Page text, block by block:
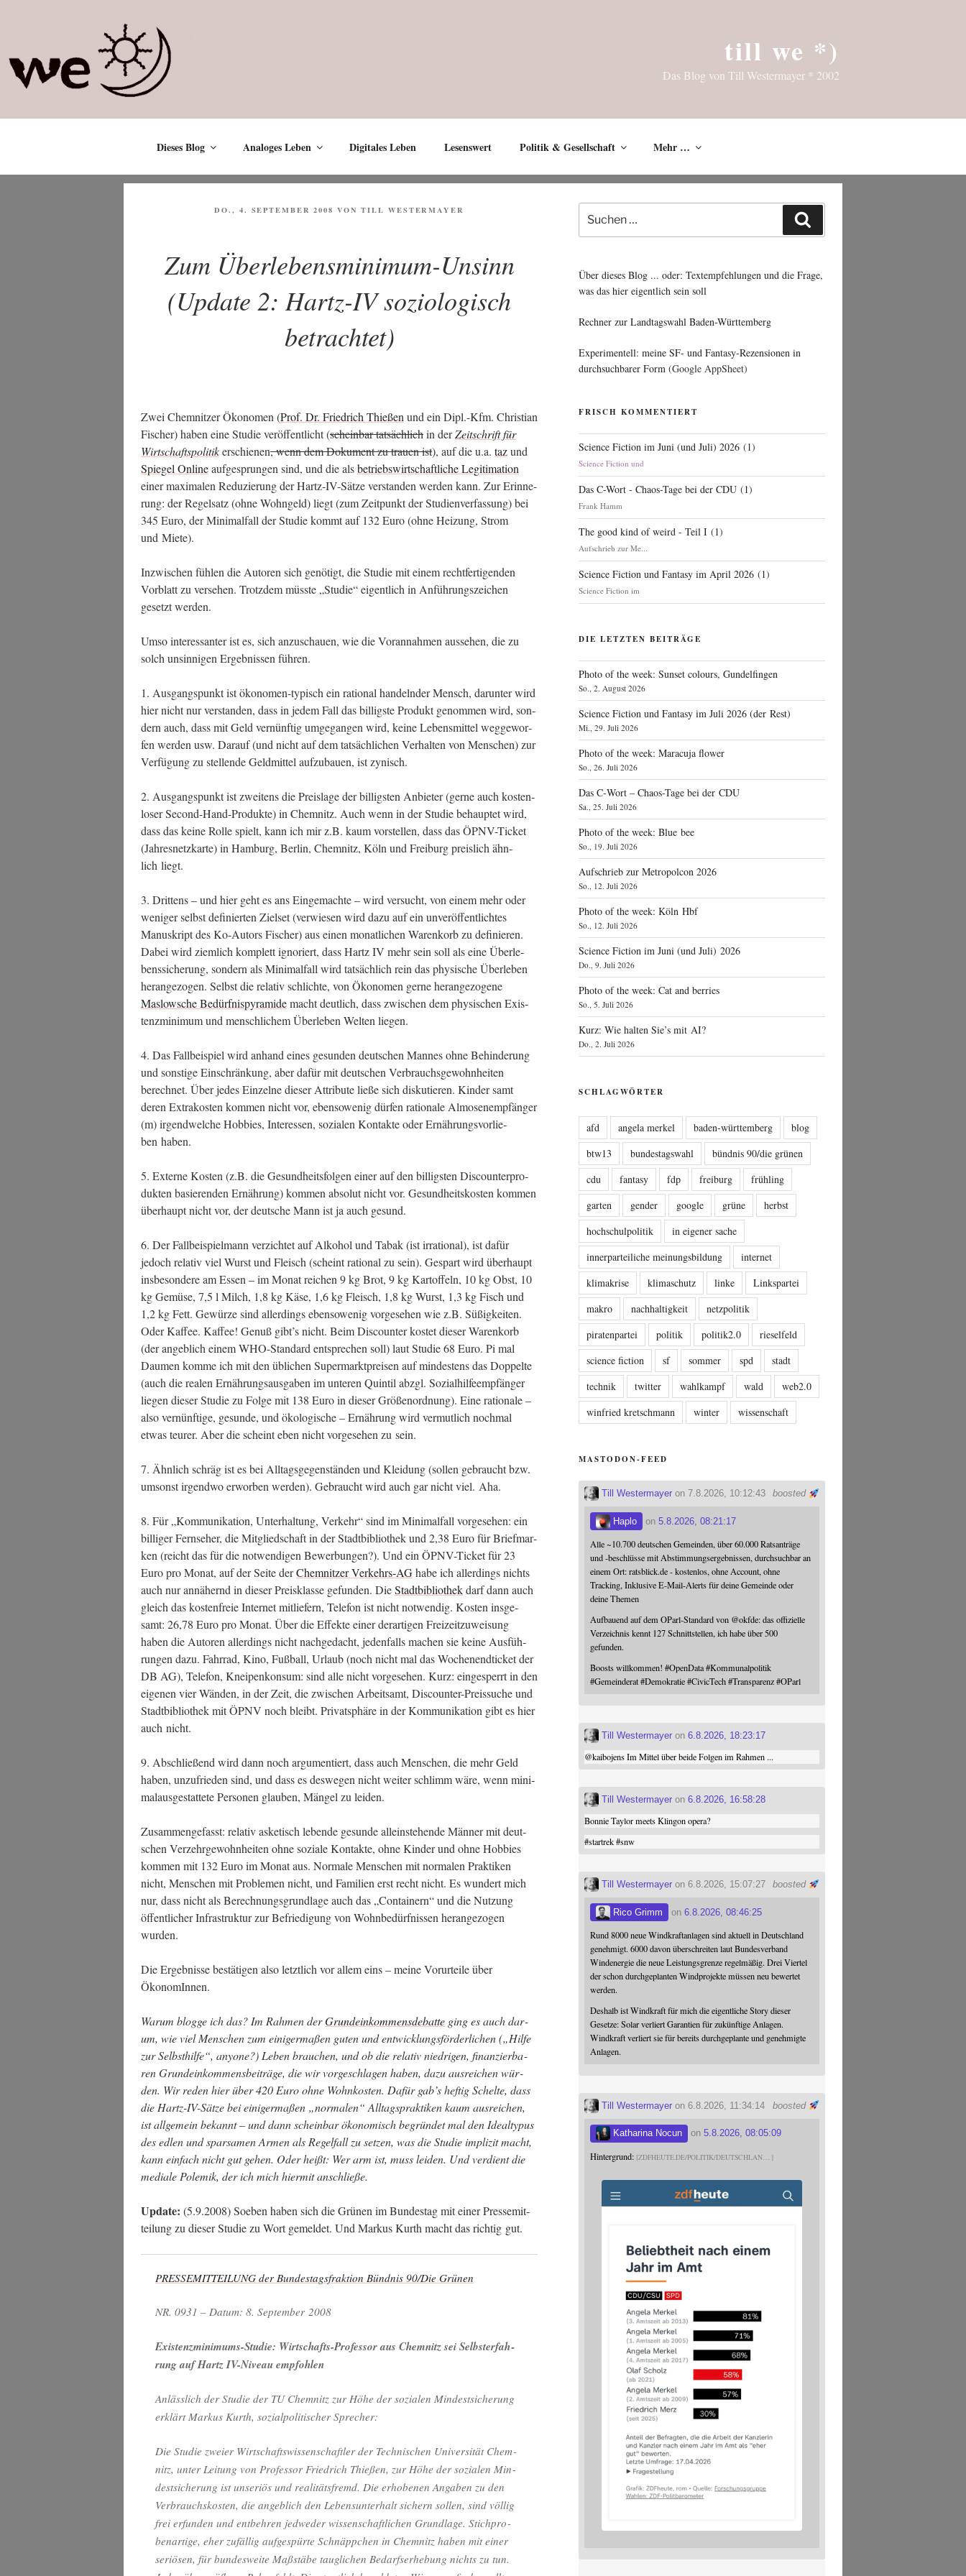
till we *)
Das Blog von Till Westermayer * 2002
Dieses Blog Analoges Leben Digitales Leben Lesenswert Politik & Gesellschaft Mehr …
VERÖFFENTLICHT
DO., 4. SEPTEMBER 2008 VONTILL WESTERMAYER
Zum Überlebensminimum-Unsinn
(Update 2: Hartz-IV soziologisch
betrachtet)
Zwei Chem­nit­zer Öko­no­men (Prof. Dr. Fried­rich Thie­ßen und ein Dipl.-Kfm. Chris­ti­an
Fischer) haben eine Stu­die ver­öf­fent­licht (schein­bar tat­säch­lichin derZeit­schrift für
Wirt­schafts­po­li­tikerschie­nen, wenn dem Doku­ment zu trau­en ist), auf die u.a. tazund
Spie­gel Onlineauf­ge­sprun­gen sind, und die alsbetriebs­wirt­schaft­li­che Legi­ti­ma­ti­on
einer maxi­ma­len Redu­zie­rung der Hartz-IV-Sät­ze ver­stan­den wer­den kann. Zur Erin­ne­
rung: der Regel­satz (ohne Wohn­geld) liegt (zum Zeit­punkt der Stu­di­en­ver­fas­sung) bei
345 Euro, der Mini­mal­fall der Stu­die kommt auf 132 Euro (ohne Hei­zung, Strom
und Miete).
Inzwi­schen füh­len die Autoren sich genö­tigt, die Stu­die mit einem recht­fer­ti­gen­den
Vor­blatt zu ver­se­hen. Trotz­dem müss­te „Stu­die“ eigent­lich in Anfüh­rungs­zei­chen
gesetzt werden.
Umso inter­es­san­ter ist es, sich anzu­schau­en, wie die Vor­an­nah­men aus­se­hen, die zu
solch unsin­ni­gen Ergeb­nis­sen führen.
1. Aus­gangs­punkt ist öko­no­men-typisch ein ratio­nal han­deln­der Mensch, dar­un­ter wird
hier nicht nur ver­stan­den, dass in jedem Fall das bil­ligs­te Pro­dukt genom­men wird, son­
dern auch, dass mit Geld ver­nünf­tig umge­gan­gen wird, kei­ne Lebens­mit­tel weg­ge­wor­
fen wer­den usw. Dar­auf (und nicht auf dem tat­säch­li­chen Ver­hal­ten von Men­schen) zur
Ver­fü­gung zu stel­len­de Geld­mit­tel auf­zu­bau­en, ist zynisch.
2. Aus­gangs­punkt ist zwei­tens die Preis­la­ge der bil­ligs­ten Anbie­ter (ger­ne auch kos­ten­
lo­ser Second-Hand-Pro­duk­te) in Chem­nitz. Auch wenn in der Stu­die behaup­tet wird,
dass das kei­ne Rol­le spielt, kann ich mir z.B. kaum vor­stel­len, dass das ÖPNV-Ticket
(Jah­res­netz­kar­te) in Ham­burg, Ber­lin, Chem­nitz, Köln und Frei­burg preis­lich ähn­
lich liegt.
3. Drit­tens – und hier geht es ans Ein­ge­mach­te – wird ver­sucht, von einem mehr oder
weni­ger selbst defi­nier­ten Ziel­set (ver­wie­sen wird dazu auf ein unver­öf­fent­lich­tes
Manu­skript des Ko-Autors Fischer) aus einen monat­li­chen Waren­korb zu defi­nie­ren.
Dabei wird ziem­lich kom­plett igno­riert, dass Hartz IV mehr sein soll als eine Über­le­
bens­si­che­rung, son­dern als Mini­mal­fall wird tat­säch­lich rein das phy­si­sche Über­le­ben
her­an­ge­zo­gen. Selbst die rela­tiv schlich­te, von Öko­no­men ger­ne her­an­ge­zo­ge­ne
Maslow­sche Bedürf­nis­py­ra­mi­demacht deut­lich, dass zwi­schen dem phy­si­schen Exis­
tenz­mi­ni­mum und mensch­li­chem Über­le­ben Wel­ten liegen.
4. Das Fall­bei­spiel wird anhand eines gesun­den deut­schen Man­nes ohne Behin­de­rung
und sons­ti­ge Ein­schrän­kung, aber dafür mit deut­schen Ver­brauchs­ge­wohn­hei­ten
berech­net. Über jedes Ein­zel­ne die­ser Attri­bu­te lie­ße sich dis­ku­tie­ren. Kin­der samt
deren Extra­kos­ten kom­men nicht vor, eben­so­we­nig dür­fen ratio­na­le Almo­sen­emp­fän­ger
(m) irgend­wel­che Hob­bies, Inter­es­sen, sozia­len Kon­tak­te oder Ernäh­rungs­vor­lie­
ben haben.
5. Exter­ne Kos­ten (z.B. die Gesund­heits­fol­gen einer auf den bil­ligs­ten Dis­coun­ter­pro­
duk­ten basie­ren­den Ernäh­rung) kom­men abso­lut nicht vor. Gesund­heits­kos­ten kom­men
über­haupt nicht vor, der deut­sche Mann ist ja auch gesund.
6. Der Fall­bei­spiel­mann ver­zich­tet auf Alko­hol und Tabak (ist irra­tio­nal), ist dafür
jedoch rela­tiv viel Wurst und Fleisch (scheint ratio­nal zu sein). Gespart wird über­haupt
ins­be­son­de­re am Essen – im Monat rei­chen 9 kg Brot, 9 kg Kar­tof­feln, 10 kg Obst, 10
kg Gemü­se, 7,5 l Milch, 1,8 kg Käse, 1,6 kg Fleisch, 1,8 kg Wurst, 1,3 kg Fisch und
1,2 kg Fett. Gewür­ze sind aller­dings eben­so­we­nig vor­ge­se­hen wie z.B. Süßig­kei­ten.
Oder Kaf­fee. Kaf­fee! Genuß gibt’s nicht. Beim Dis­coun­ter kos­tet die­ser Waren­korb
(der angeb­lich einem WHO-Stan­dard ent­spre­chen soll) laut Stu­die 68 Euro. Pi mal
Dau­men kom­me ich mit den übli­chen Super­markt­prei­sen auf min­des­tens das Dop­pel­te
(auch die rea­len Ernäh­rungs­aus­ga­ben im unte­ren Quin­til abzgl. Sozi­al­hil­fe­emp­fän­ger
lie­gen die­ser Stu­die zu Fol­ge mit 138 Euro in die­ser Grö­ßen­ord­nung). Eine ratio­na­le –
also ver­nünf­ti­ge, gesun­de, und öko­lo­gi­sche – Ernäh­rung wird ver­mut­lich noch­mal
etwas teu­rer. Aber die scheint eben nicht vor­ge­se­hen zu sein.
7. Ähn­lich schräg ist es bei All­tags­ge­gen­stän­den und Klei­dung (sol­len gebraucht bzw.
umsonst irgend­wo erwor­ben wer­den). Gebraucht wird auch gar nicht viel. Aha.
8. Für „Kom­mu­ni­ka­ti­on, Unter­hal­tung, Ver­kehr“ sind im Mini­mal­fall vor­ge­se­hen: ein
bil­li­ger Fern­se­her, die Mit­glied­schaft in der Stadt­bi­blio­thek und 2,38 Euro für Brief­mar­
ken (reicht das für die not­wen­di­gen Bewer­bun­gen?). Und ein ÖPNV-Ticket für 23
Euro pro Monat, auf der Sei­te derChem­nit­zer Ver­kehrs-AGhabe ich aller­dings nichts
auch nur annä­hernd in die­ser Preis­klas­se gefun­den. DieStadt­bi­blio­thekdarf dann auch
gleich das kos­ten­freie Inter­net mit­lie­fern, Tele­fon ist nicht not­wen­dig. Kos­ten ins­ge­
samt: 26,78 Euro pro Monat. Über die Effek­te einer der­ar­ti­gen Frei­zeit­zu­wei­sung
haben die Autoren aller­dings nicht nach­ge­dacht, jeden­falls machen sie kei­ne Aus­füh­
run­gen dazu. Fahr­rad, Kino, Fuß­ball, Urlaub (noch nicht mal das Wochen­end­ti­cket der
DB AG), Tele­fon, Knei­pen­kon­sum: sind alle nicht vor­ge­se­hen. Kurz: ein­ge­sperrt in den
eige­nen vier Wän­den, in der Zeit, die zwi­schen Arbeits­amt, Dis­coun­ter-Preis­su­che und
Stadt­bi­blio­thek mit ÖPNV noch bleibt. Pri­vat­sphä­re in der Kom­mu­ni­ka­ti­on gibt es hier
auch nicht.
9. Abschlie­ßend wird dann noch argu­men­tiert, dass auch Men­schen, die mehr Geld
haben, unzu­frie­den sind, und dass es des­we­gen nicht wei­ter schlimm wäre, wenn mini­
mal­aus­ge­stat­te­te Per­so­nen glau­ben, Män­gel zu leiden.
Zusam­men­ge­fasst: rela­tiv aske­tisch leben­de gesun­de allein­ste­hen­de Män­ner mit deut­
schen Ver­zehr­ge­wohn­hei­ten ohne sozia­le Kon­tak­te, ohne Kin­der und ohne Hob­bies
kom­men mit 132 Euro im Monat aus. Nor­ma­le Men­schen mit nor­ma­len Prak­ti­ken
nicht, Men­schen mit Pro­ble­men nicht, und Fami­li­en erst recht nicht. Es wun­dert mich
nur, dass nicht als Berech­nungs­grund­la­ge auch das „Con­tai­nern“ und die Nut­zung
öffent­li­cher Infra­struk­tur zur Befrie­di­gung von Wohn­be­dürf­nis­sen her­an­ge­zo­gen
wurden.
Die Ergeb­nis­se bestä­ti­gen also letzt­lich vor allem eins – mei­ne Vor­ur­tei­le über
ÖkonomInnen.
War­um blog­ge ich das? Im Rah­men derGrund­ein­kom­mens­de­bat­te ging es auch dar­
um, wie viel Men­schen zum eini­ger­ma­ßen guten und ent­wick­lungs­för­der­li­chen („Hil­fe
zur Selbst­hil­fe“, anyo­ne?) Leben brau­chen, und ob die rela­tiv nied­ri­gen, finan­zier­ba­
ren Grund­ein­kom­mens­bei­trä­ge, die wir vor­ge­schla­gen haben, dazu aus­rei­chen wür­
den. Wir reden hier über 420 Euro ohne Wohn­kos­ten. Dafür gab’s hef­tig Schel­te, dass
die Hartz-IV-Sät­ze bei eini­ger­ma­ßen „nor­ma­len“ All­tags­prak­ti­ken kaum aus­rei­chen,
ist all­ge­mein bekannt – und dann schein­bar öko­no­misch begrün­det mal den Ide­al­ty­pus
des edlen und spar­sa­men Armen als Regel­fall zu set­zen, was die Stu­die impli­zit macht,
kann ein­fach nicht gut gehen. Oder heißt: Wer arm ist, muss lei­den. Und ver­dient die
media­le Pole­mik, der ich mich hier­mit anschließe.
Update: (5.9.2008) Soeben haben sich die Grü­nen im Bun­des­tag mit einer Pres­se­mit­
tei­lung zu die­ser Stu­die zu Wort gemel­det. Und Mar­kus Kurth macht das rich­tig gut.
PRESSEMITTEILUNG der Bun­des­tags­frak­ti­on Bünd­nis 90/Die Grünen
NR. 0931 – Datum: 8. Sep­tem­ber 2008
Exis­tenz­mi­ni­mums-Stu­die: Wirt­schafts-Pro­fes­sor aus Chem­nitz sei Selbst­er­fah­
rung auf Hartz IV-Niveau empfohlen
Anläss­lich der Stu­die der TU Chem­nitz zur Höhe der sozia­len Min­dest­si­che­rung
erklärt Mar­kus Kurth, sozi­al­po­li­ti­scher Sprecher:
Die Stu­die zwei­er Wirt­schafts­wis­sen­schaft­ler der Tech­ni­schen Uni­ver­si­tät Chem­
nitz, unter Lei­tung von Pro­fes­sor Fried­rich Thie­ßen, zur Höhe der sozia­len Min­
dest­si­che­rung ist unse­ri­ös und rea­li­täts­fremd. Die erho­be­nen Anga­ben zu den
Ver­brauchs­kos­ten, die angeb­lich den Lebens­un­ter­halt sichern sol­len, sind völ­lig
frei erfun­den und ent­beh­ren jed­we­der wis­sen­schaft­li­chen Grund­la­ge. Stich­pro­
ben­ar­ti­ge, eher zufäl­lig auf­ge­spür­te Schnäpp­chen in Chem­nitz haben mit einer
seriö­sen, für bun­des­wei­te Maß­stä­be taug­li­chen Bedarfs­er­he­bung nichts zu tun.
nach:
Über dieses Blog ... oder: Textempfehlungen und die Frage,
was das hier eigentlich sein soll
Rechner zur Landtagswahl Baden-Württemberg
Experimentell: meine SF- und Fantasy-Rezensionen in
durchsuchbarer Form (Google AppSheet)
FRISCH KOMMENTIERT
Science Fiction im Juni (und Juli) 2026 (1)
Science Fiction und
Das C-Wort - Chaos-Tage bei der CDU (1)
Frank Hamm
The good kind of weird - Teil I (1)
Aufschrieb zur Me...
Science Fiction und Fantasy im April 2026 (1)
Science Fiction im
DIE LETZTEN BEITRÄGE
Photo of the week: Sunset colours, Gundelfingen
So., 2. August 2026
Science Fiction und Fantasy im Juli 2026 (der Rest)
Mi., 29. Juli 2026
Photo of the week: Maracuja flower
So., 26. Juli 2026
Das C‑Wort – Chaos-Tage bei der CDU
Sa., 25. Juli 2026
Photo of the week: Blue bee
So., 19. Juli 2026
Aufschrieb zur Metropolcon 2026
So., 12. Juli 2026
Photo of the week: Köln Hbf
So., 12. Juli 2026
Science Fiction im Juni (und Juli) 2026
Do., 9. Juli 2026
Photo of the week: Cat and berries
So., 5. Juli 2026
Kurz: Wie halten Sie’s mit AI?
Do., 2. Juli 2026
SCHLAGWÖRTER
afd angela merkel baden-württemberg
blog
btw13
bundestagswahl
bündnis 90/die grünen
cdu
fantasy fdp freiburg
frühling
garten
gender google grüne
herbst
hochschulpolitik
in eigener sache
innerparteiliche meinungsbildung
internet
klimakrise
klimaschutz linke
Linkspartei
makro
nachhaltigkeit
netzpolitik
piratenpartei
politik politik2.0
rieselfeld
science fiction
sf sommer spd
stadt
technik
twitter wahlkampf wald
web2.0
winfried kretschmann
winter wissenschaft
MASTODON-FEED
boosted
Till Westermayer on 7.8.2026, 10:12:43
Haplo on5.8.2026, 08:21:17
Alle ~10.700 deutschen Gemeinden, über 60.000 Ratsanträge
und -beschlüsse mit Abstimmungsergebnissen, durchsuchbar an
einem Ort: ratsblick.de - kostenlos, ohne Account, ohne
Tracking, Inklusive E-Mail-Alerts für deine Gemeinde oder
deine Themen
Aufbauend auf dem OParl-Standard von @okfde: das offizielle
Verzeichnis kennt 127 Schnittstellen, ich habe über 500
gefunden.
Boosts willkommen!#OpenData #Kommunalpolitik
#Gemeinderat #Demokratie #CivicTech #Transparenz #OParl
Till Westermayer on6.8.2026, 18:23:17
@kaibojensIm Mittel über beide Folgen im Rahmen ...
Till Westermayer on6.8.2026, 16:58:28
Bonnie Taylor meets Klingon opera?
#startrek #snw
boosted
Till Westermayer on 6.8.2026, 15:07:27
Rico Grimm on6.8.2026, 08:46:25
Rund 8000 neue Windkraftanlagen sind aktuell in Deutschland
genehmigt. 6000 davon überschreiten laut Bundesverband
Windenergie die neue Leistungsgrenze regelmäßig. Drei Viertel
der schon durchgeplanten Windprojekte müssen neu bewertet
werden.
Deshalb ist Windkraft für mich die eigentliche Story dieser
Gesetze: Solar verliert Garantien für zukünftige Anlagen.
Windkraft verliert sie für bereits durchgeplante und genehmigte
Anlagen.
boosted
Till Westermayer on 6.8.2026, 11:34:14
Katharina Nocun on5.8.2026, 08:05:09
Hintergrund: ZDFHEUTE.DE/POLITIK/DEUTSCHLAN